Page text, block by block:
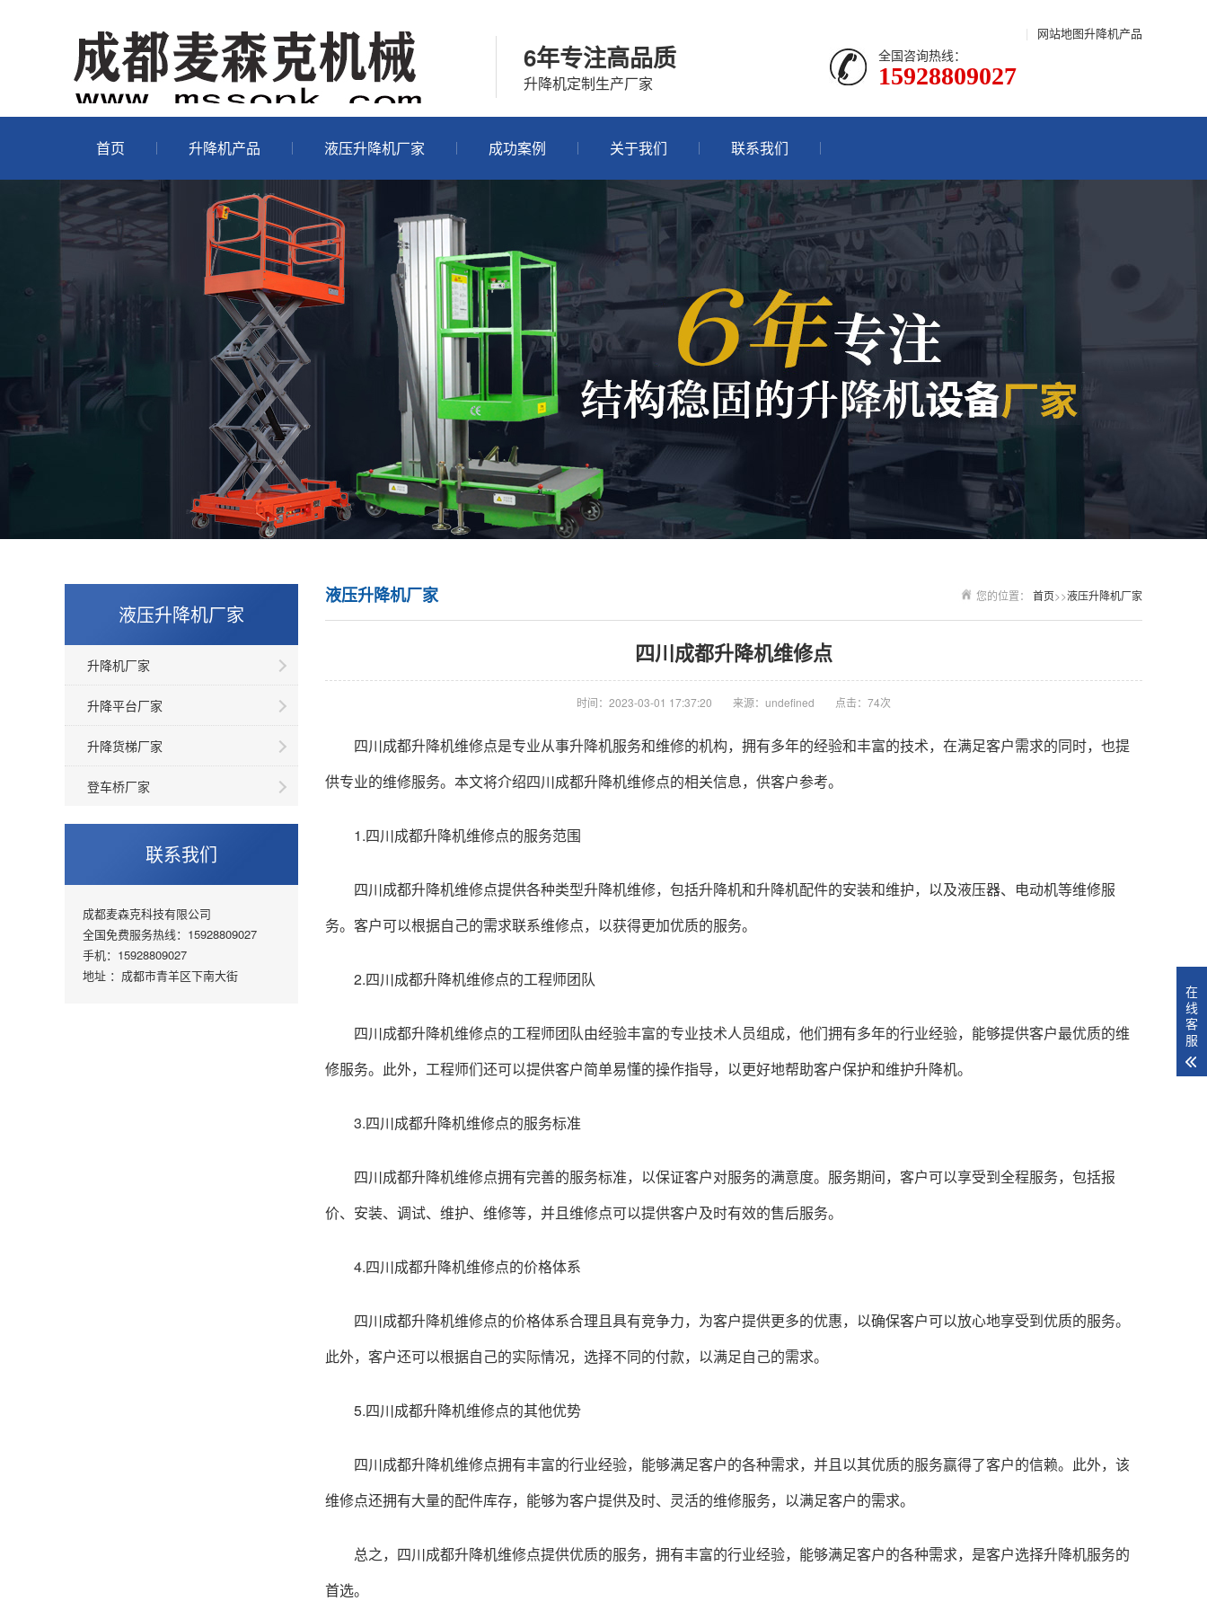
升降机产品
| 网站地图
6年专注高品质
升降机定制生产厂家
全国咨询热线：
15928809027
首页 升降机产品 液压升降机厂家 成功案例 关于我们 联系我们
液压升降机厂家
升降机厂家
升降平台厂家
升降货梯厂家
登车桥厂家
联系我们
成都麦森克科技有限公司
全国免费服务热线：15928809027
手机：15928809027
地址 ：成都市青羊区下南大街
您的位置： 首页>>液压升降机厂家
液压升降机厂家
四川成都升降机维修点
时间：2023-03-01 17:37:20 来源：undefined 点击：74次
四川成都升降机维修点是专业从事升降机服务和维修的机构，拥有多年的经验和丰富的技术，在满足客户需求的同时，也提
供专业的维修服务。本文将介绍四川成都升降机维修点的相关信息，供客户参考。
1.四川成都升降机维修点的服务范围
四川成都升降机维修点提供各种类型升降机维修，包括升降机和升降机配件的安装和维护，以及液压器、电动机等维修服
务。客户可以根据自己的需求联系维修点，以获得更加优质的服务。
2.四川成都升降机维修点的工程师团队
四川成都升降机维修点的工程师团队由经验丰富的专业技术人员组成，他们拥有多年的行业经验，能够提供客户最优质的维
修服务。此外，工程师们还可以提供客户简单易懂的操作指导，以更好地帮助客户保护和维护升降机。
3.四川成都升降机维修点的服务标准
四川成都升降机维修点拥有完善的服务标准，以保证客户对服务的满意度。服务期间，客户可以享受到全程服务，包括报
价、安装、调试、维护、维修等，并且维修点可以提供客户及时有效的售后服务。
4.四川成都升降机维修点的价格体系
四川成都升降机维修点的价格体系合理且具有竞争力，为客户提供更多的优惠，以确保客户可以放心地享受到优质的服务。
此外，客户还可以根据自己的实际情况，选择不同的付款，以满足自己的需求。
5.四川成都升降机维修点的其他优势
四川成都升降机维修点拥有丰富的行业经验，能够满足客户的各种需求，并且以其优质的服务赢得了客户的信赖。此外，该
维修点还拥有大量的配件库存，能够为客户提供及时、灵活的维修服务，以满足客户的需求。
总之，四川成都升降机维修点提供优质的服务，拥有丰富的行业经验，能够满足客户的各种需求，是客户选择升降机服务的
首选。
在
线
客
服